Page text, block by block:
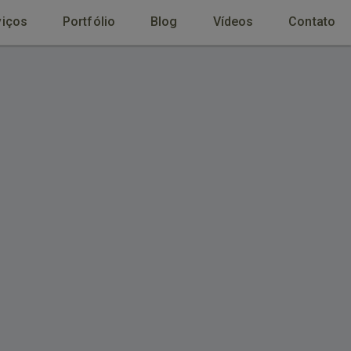
Portfólio Blog Vídeos Contato